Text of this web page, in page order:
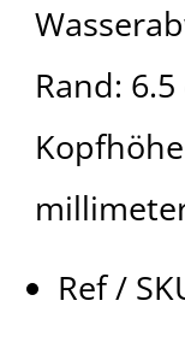
Rand: 6.5
Ref /